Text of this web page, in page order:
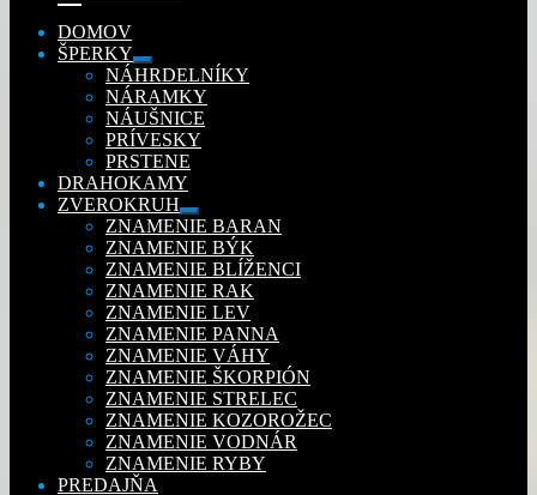
DOMOV
ŠPERKY
Rozbaliť
podradené
menu
NÁHRDELNÍKY
NÁRAMKY
NÁUŠNICE
PRÍVESKY
PRSTENE
DRAHOKAMY
ZVEROKRUH
Rozbaliť
podradené
menu
ZNAMENIE BARAN
ZNAMENIE BÝK
ZNAMENIE BLÍŽENCI
ZNAMENIE RAK
ZNAMENIE LEV
ZNAMENIE PANNA
ZNAMENIE VÁHY
ZNAMENIE ŠKORPIÓN
ZNAMENIE STRELEC
ZNAMENIE KOZOROŽEC
ZNAMENIE VODNÁR
ZNAMENIE RYBY
PREDAJŇA